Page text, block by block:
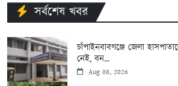
সর্বশেষ খবর
চাঁপাইনবাবগঞ্জে জেলা
নেই, বন...
Aug 08, 2026